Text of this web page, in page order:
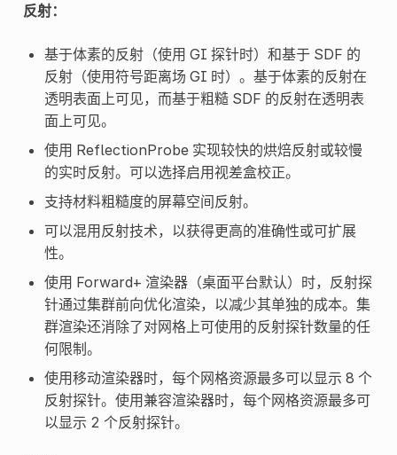
反射：
基于体素的反射（使用 GI 探针时）和基于 SDF 的
反射（使用符号距离场 GI 时）。基于体素的反射在
透明表面上可见，而基于粗糙 SDF 的反射在透明表
面上可见。
使用 ReflectionProbe 实现较快的烘焙反射或较慢
的实时反射。可以选择启用视差盒校正。
支持材料粗糙度的屏幕空间反射。
可以混用反射技术，以获得更高的准确性或可扩展
性。
使用 Forward+ 渲染器（桌面平台默认）时，反射探
针通过集群前向优化渲染，以减少其单独的成本。集
群渲染还消除了对网格上可使用的反射探针数量的任
何限制。
使用移动渲染器时，每个网格资源最多可以显示 8 个
反射探针。使用兼容渲染器时，每个网格资源最多可
以显示 2 个反射探针。